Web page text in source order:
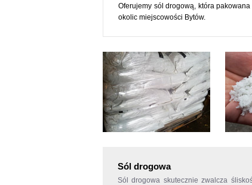
Oferujemy sól drogową, która
okolic miejscowości Bytów.
Sól drogowa
Sól drogowa skutecznie zwalcza